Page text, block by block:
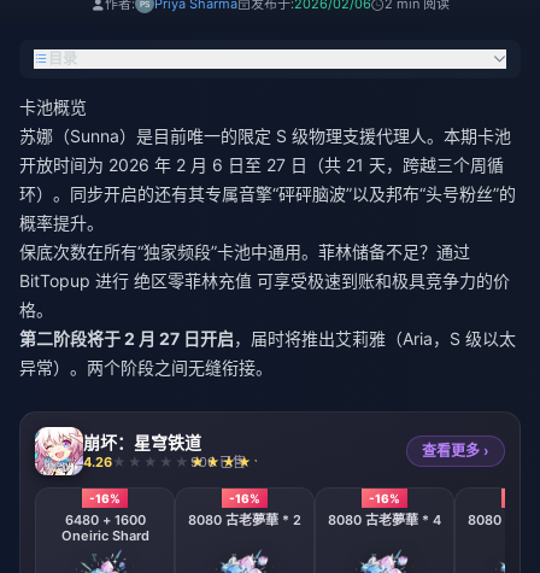
作者: Priya Sharma 发布于:2026/02/06 2 min 阅读
目录
卡池概览
苏娜（Sunna）是目前唯一的限定 S 级物理支援代理人。本期卡池
开放时间为 2026 年 2 月 6 日至 27 日（共 21 天，跨越三个周循
环）。同步开启的还有其专属音擎“砰砰脑波”以及邦布“头号粉丝”的
概率提升。
保底次数在所有“独家频段”卡池中通用。菲林储备不足？通过
BitTopup 进行 绝区零菲林充值 可享受极速到账和极具竞争力的价
格。
第二阶段将于 2 月 27 日开启，届时将推出艾莉雅（Aria，S 级以太
异常）。两个阶段之间无缝衔接。
崩坏：星穹铁道
4.26 906 已售
查看更多 ›
-16%
6480 + 1600
Oneiric Shard
-16%
8080 古老夢華 * 2
-16%
8080 古老夢華 * 4 8080 古老